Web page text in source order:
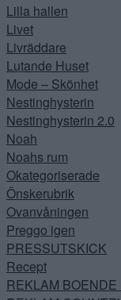
Lilla hallen
Livet
Livräddare
Lutande Huset
Mode – Skönhet
Nestinghysterin
Nestinghysterin 2.0
Noah
Noahs rum
Okategoriserade
Önskerubrik
Ovanvåningen
Preggo igen
PRESSUTSKICK
Recept
REKLAM